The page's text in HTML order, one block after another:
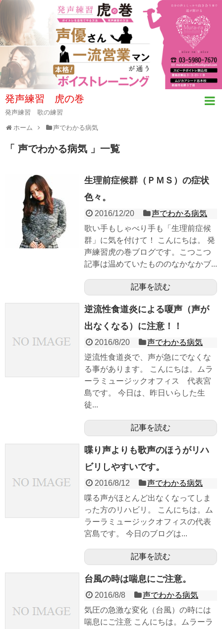
発声練習 虎の巻
発声練習 歌の練習
ホーム 声でわかる病気
「 声でわかる病気 」一覧
生理前症候群（ＰＭＳ）の症状
色々。
2016/12/20
声でわかる病気
歌い手もしゃべり手も「生理前症候
群」に気を付けて！ こんにちは。 発
声練習虎の巻ブログです。こつこつ
記事は温めていたもののなかなかブ...
記事を読む
逆流性食道炎による嗄声（声が
出なくなる）に注意！！
2016/8/20
声でわかる病気
逆流性食道炎で、声が急にでなくな
る事があります。 こんにちは。ムラ
ーラミュージックオフィス 代表宮
島です。 今日は、昨日いらした生
徒...
記事を読む
喋り声よりも歌声のほうがリハ
ビリしやすいです。
2016/8/12
声でわかる病気
喋る声がほとんど出なくなってしま
った方のリハビリ。 こんにちは。ム
ラーラミュージックオフィスの代表
宮島です。 今日のブログは...
記事を読む
台風の時は喘息にご注意。
2016/8/8
声でわかる病気
気圧の急激な変化（台風）の時には
喘息にご注意 こんにちは。ムラーラ